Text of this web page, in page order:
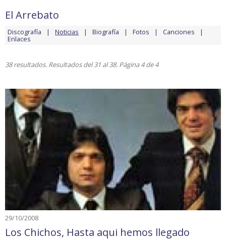
El Arrebato
Discografía Noticias Biografía Fotos Canciones
Enlaces
38 resultados. Resultados del 31 al 38. Página 4 de 4
29/10/2008
Los Chichos, Hasta aqui hemos llegado